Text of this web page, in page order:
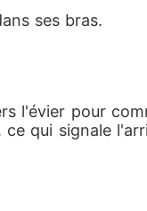
ses bras.
l'évier pour
qui signale